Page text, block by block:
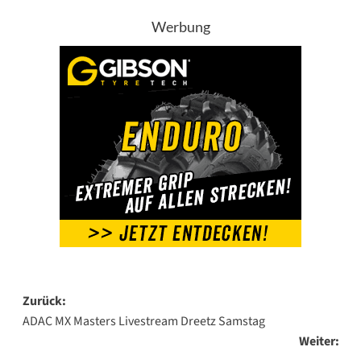
Werbung
Beitragsnavigation
Zurück:
ADAC MX Masters Livestream Dreetz Samstag
Weiter: